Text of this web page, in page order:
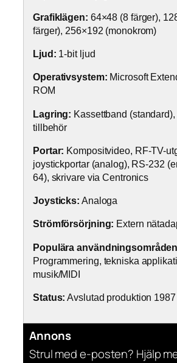
Grafiklägen: 64×48 (8 färger),
färger), 256×192 (monokrom)
Ljud: 1-bit ljud
Operativsystem: Microsoft
ROM
Lagring: Kassettband
tillbehör
Portar: Kompositvideo, RF-TV-
joystickportar (analog), RS-232
64), skrivare via Centronics
Joysticks: Analoga
Strömförsörjning: Extern
Populära
Programmering, tekniska
musik/MIDI
Status: Avslutad produktion 1987
Annons
Strul med e-posten? Hjälp